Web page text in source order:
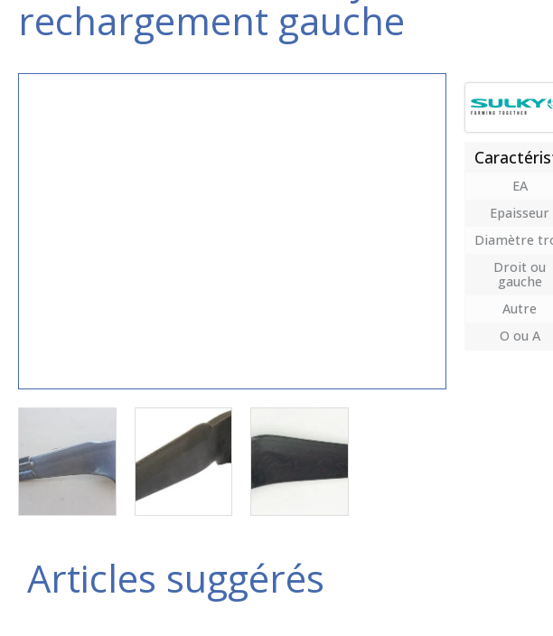
rechargement gauche
EA
Epaisseur
Diamètre
Droit ou
gauche
Autre
O ou A
Articles suggérés